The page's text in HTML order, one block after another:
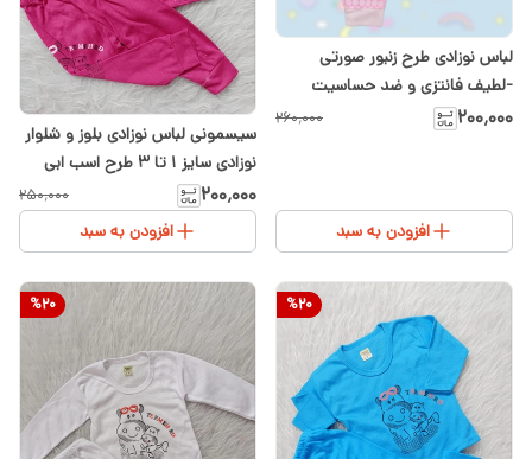
لباس نوزادی طرح زنبور صورتی
-لطیف فانتزی و ضد حساسیت
۲۰۰٬۰۰۰ ۲۶۰٬۰۰۰
افزودن به سبد
سیسمونی لباس نوزادی بلوز و شلوار
نوزادی سایز 1 تا ۳ طرح اسب ابی
رنگ صورتی
۲۰۰٬۰۰۰ ۲۵۰٬۰۰۰
افزودن به سبد
%20
%20